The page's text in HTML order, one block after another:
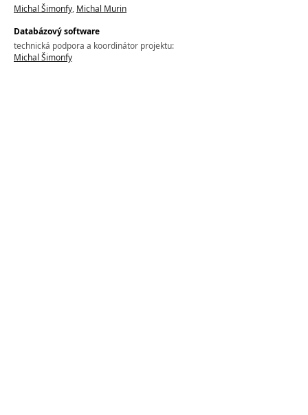
Michal Šimonfy, Michal Murin
Databázový software
technická podpora a koordinátor projektu:
Michal Šimonfy